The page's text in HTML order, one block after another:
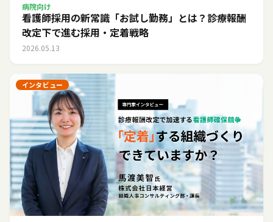
病院向け
看護師採用の新常識「お試し勤務」とは？診療報酬
改定下で進む採用・定着戦略
2026.05.13
インタビュー